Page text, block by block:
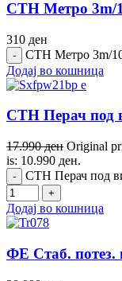
СТН Метро 3m/
310 ден
СТН Метро 3m/
Додај во кошница
СТН Перач под
17.990ден Original
is: 10.990 ден.
СТН Перач под
Додај во кошница
ФЕ Стаб. потез.